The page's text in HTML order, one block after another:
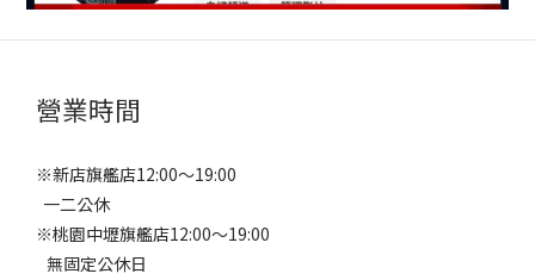
營業時間
※新店旗艦店12:00～19:00
一二公休
※桃園中壢旗艦店12:00～19:00
無固定公休日